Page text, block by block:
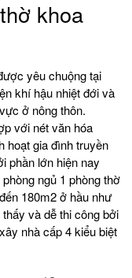
khoa
yêu chuộng tại
khí hậu nhiệt đới và
ở nông thôn.
với nét văn hóa
hoạt gia đình truyền
phần lớn hiện nay
ngủ 1 phòng thờ
180m2 ở hầu như
và dễ thi công bởi
nhà cấp 4 kiểu biệt